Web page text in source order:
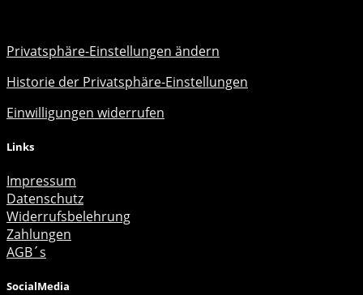
Privatsphäre-Einstellungen ändern
Historie der Privatsphäre-Einstellungen
Einwilligungen widerrufen
Links
Impressum
Datenschutz
Widerrufsbelehrung
Zahlungen
AGB´s
SocialMedia